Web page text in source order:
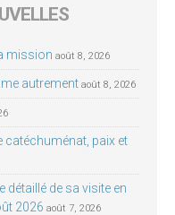
mission août 8, 2026
autrement août 8, 2026
catéchuménat, paix et
détaillé de sa visite en
2026 août 7, 2026